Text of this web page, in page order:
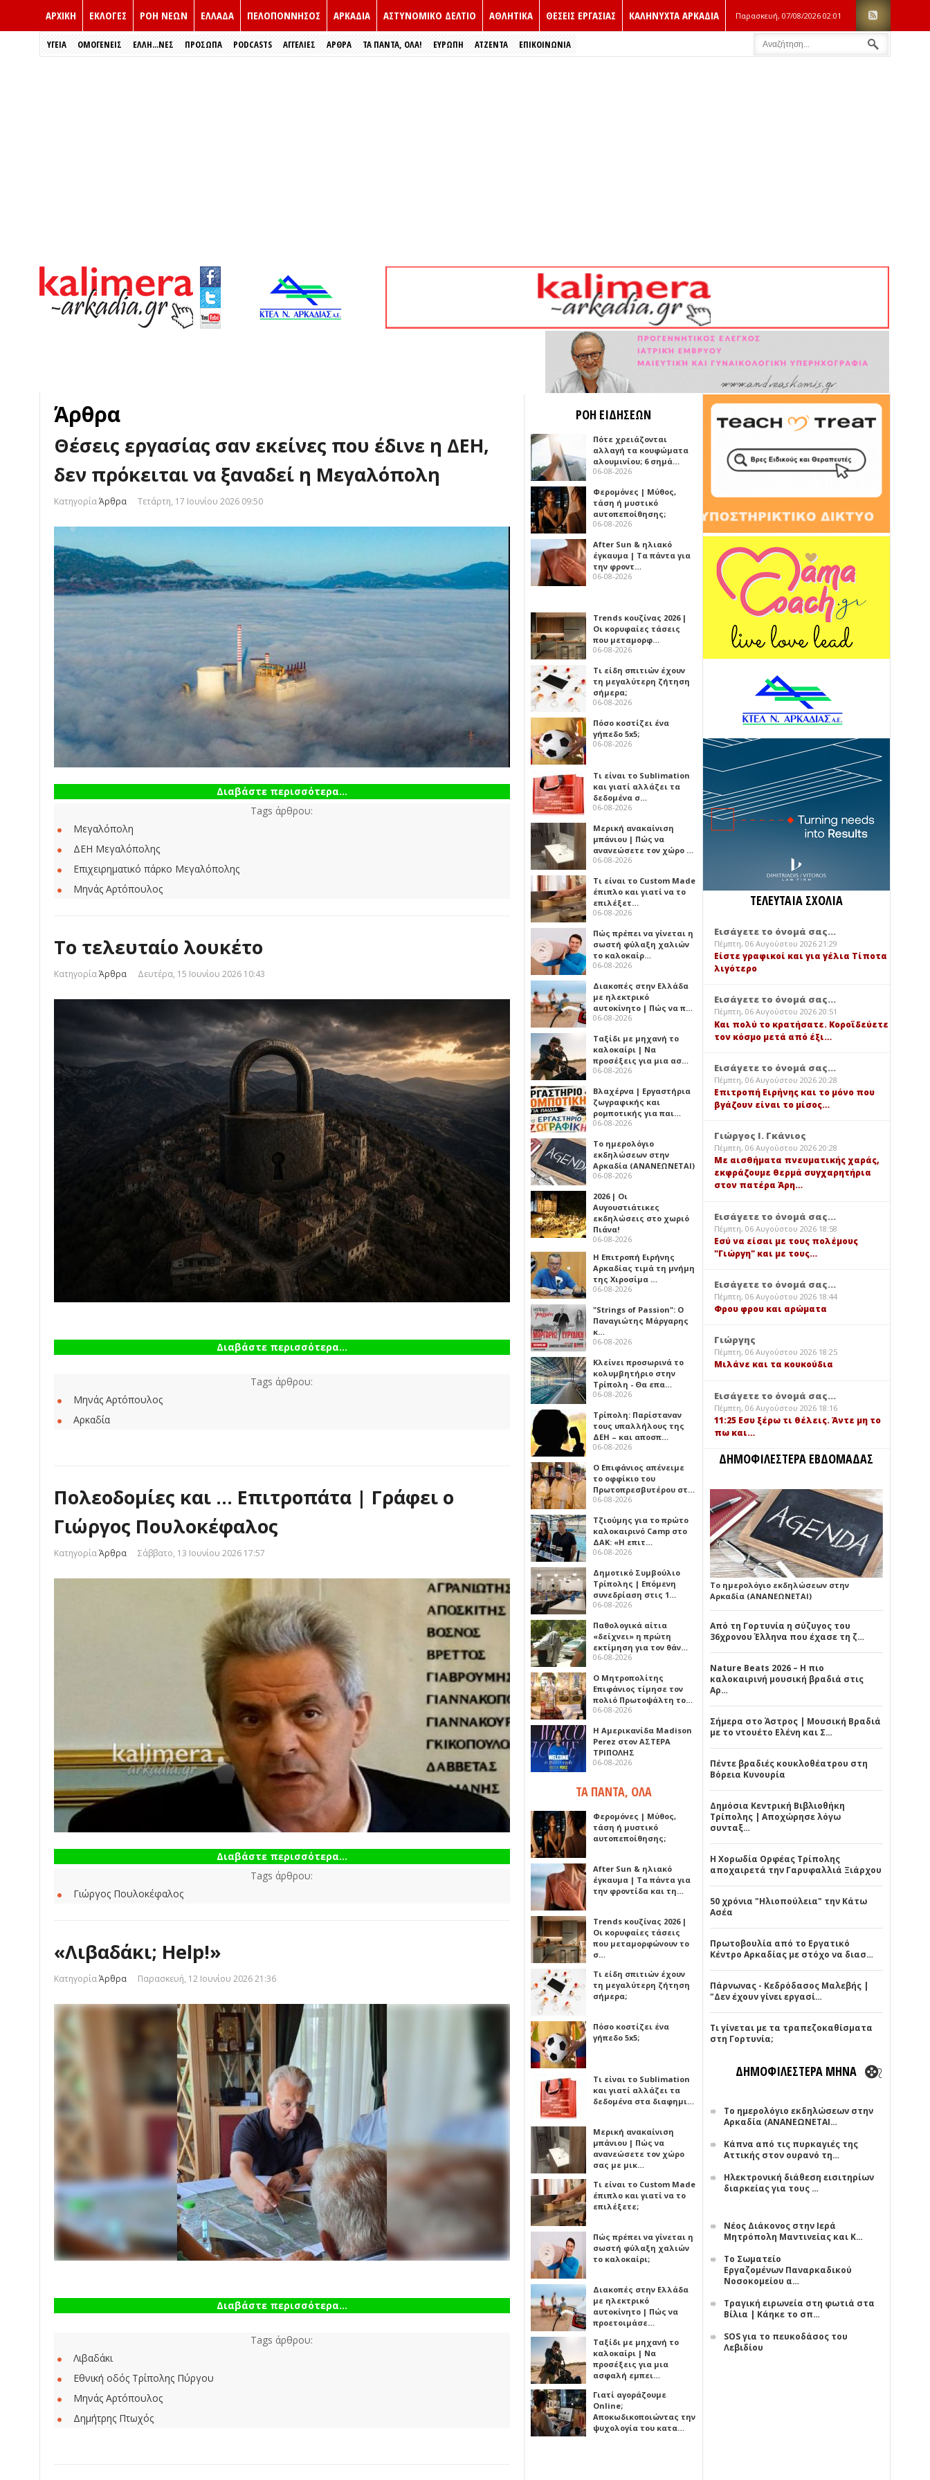
ΑΡΧΙΚΗ ΕΚΛΟΓΈΣ ΡΟΗ ΝΕΩΝ ΕΛΛΑΔΑ ΠΕΛΟΠΟΝΝΗΣΟΣ ΑΡΚΑΔΙΑ ΑΣΤΥΝΟΜΙΚΟ ΔΕΛΤΙΟ ΑΘΛΗΤΙΚΑ ΘΕΣΕΙΣ ΕΡΓΑΣΙΑΣ ΚΑΛΗΝΥΧΤΑ ΑΡΚΑΔΙΑ Παρασκευή, 07/08/2026 02:01
ΥΓΕΙΑ ΟΜΟΓΕΝΕΙΣ ΈΛΛΗ...ΝΕΣ ΠΡΌΣΩΠΑ PODCASTS ΑΓΓΕΛΙΕΣ ΑΡΘΡΑ ΤΑ ΠΑΝΤΑ, ΟΛΑ! ΕΥΡΏΠΗ ΑΤΖΕΝΤΑ ΕΠΙΚΟΙΝΩΝΙΑ
Άρθρα
Θέσεις εργασίας σαν εκείνες που έδινε η ΔΕΗ,
δεν πρόκειται να ξαναδεί η Μεγαλόπολη
ΚατηγορίαΆρθρα Τετάρτη, 17 Ιουνίου 2026 09:50
Διαβάστε περισσότερα...
Tags άρθρου:
Μεγαλόπολη
ΔΕΗ Μεγαλόπολης
Επιχειρηματικό πάρκο Μεγαλόπολης
Μηνάς Αρτόπουλος
Το τελευταίο λουκέτο
ΚατηγορίαΆρθρα Δευτέρα, 15 Ιουνίου 2026 10:43
Διαβάστε περισσότερα...
Tags άρθρου:
Μηνάς Αρτόπουλος
Αρκαδία
Πολεοδομίες και ... Επιτροπάτα | Γράφει ο
Γιώργος Πουλοκέφαλος
ΚατηγορίαΆρθρα Σάββατο, 13 Ιουνίου 2026 17:57
Διαβάστε περισσότερα...
Tags άρθρου:
Γιώργος Πουλοκέφαλος
«Λιβαδάκι; Help!»
ΚατηγορίαΆρθρα Παρασκευή, 12 Ιουνίου 2026 21:36
Διαβάστε περισσότερα...
Tags άρθρου:
Λιβαδάκι
Εθνική οδός Τρίπολης Πύργου
Μηνάς Αρτόπουλος
Δημήτρης Πτωχός
ΡΟΗ ΕΙΔΗΣΕΩΝ
Πότε χρειάζονται
αλλαγή τα κουφώματα
αλουμινίου; 6 σημά…
06-08-2026
Φερομόνες | Μύθος,
τάση ή μυστικό
αυτοπεποίθησης;
06-08-2026
After Sun & ηλιακό
έγκαυμα | Τα πάντα για
την φροντ…
06-08-2026
Trends κουζίνας 2026 |
Οι κορυφαίες τάσεις
που μεταμορφ…
06-08-2026
Τι είδη σπιτιών έχουν
τη μεγαλύτερη ζήτηση
σήμερα;
06-08-2026
Πόσο κοστίζει ένα
γήπεδο 5x5;
06-08-2026
Τι είναι το Sublimation
και γιατί αλλάζει τα
δεδομένα σ…
06-08-2026
Μερική ανακαίνιση
μπάνιου | Πώς να
ανανεώσετε τον χώρο …
06-08-2026
Τι είναι το Custom Made
έπιπλο και γιατί να το
επιλέξετ…
06-08-2026
Πώς πρέπει να γίνεται η
σωστή φύλαξη χαλιών
το καλοκαίρ…
06-08-2026
Διακοπές στην Ελλάδα
με ηλεκτρικό
αυτοκίνητο | Πώς να π…
06-08-2026
Ταξίδι με μηχανή το
καλοκαίρι | Να
προσέξεις για μια ασ…
06-08-2026
Βλαχέρνα | Εργαστήρια
ζωγραφικής και
ρομποτικής για παι…
06-08-2026
Το ημερολόγιο
εκδηλώσεων στην
Αρκαδία (ΑΝΑΝΕΩΝΕΤΑΙ)
06-08-2026
2026 | Οι
Αυγουστιάτικες
εκδηλώσεις στο χωριό
Πιάνα!
06-08-2026
Η Επιτροπή Ειρήνης
Αρκαδίας τιμά τη μνήμη
της Χιροσίμα …
06-08-2026
"Strings of Passion": Ο
Παναγιώτης Μάργαρης
κ…
06-08-2026
Κλείνει προσωρινά το
κολυμβητήριο στην
Τρίπολη - Θα επα…
06-08-2026
Τρίπολη: Παρίσταναν
τους υπαλλήλους της
ΔΕΗ – και αποσπ…
06-08-2026
Ο Επιφάνιος απένειμε
το οφφίκιο του
Πρωτοπρεσβυτέρου στ…
06-08-2026
Τζιούμης για το πρώτο
καλοκαιρινό Camp στο
ΔΑΚ: «Η επιτ…
06-08-2026
Δημοτικό Συμβούλιο
Τρίπολης | Επόμενη
συνεδρίαση στις 1…
06-08-2026
Παθολογικά αίτια
«δείχνει» η πρώτη
εκτίμηση για τον θάν…
06-08-2026
Ο Μητροπολίτης
Επιφάνιος τίμησε τον
πολιό Πρωτοψάλτη το…
06-08-2026
Η Αμερικανίδα Madison
Perez στον ΑΣΤΕΡΑ
ΤΡΙΠΟΛΗΣ
06-08-2026
ΤΑ ΠΑΝΤΑ, ΟΛΑ
Φερομόνες | Μύθος,
τάση ή μυστικό
αυτοπεποίθησης;
After Sun & ηλιακό
έγκαυμα | Τα πάντα για
την φροντίδα και τη…
Trends κουζίνας 2026 |
Οι κορυφαίες τάσεις
που μεταμορφώνουν το
σ…
Τι είδη σπιτιών έχουν
τη μεγαλύτερη ζήτηση
σήμερα;
Πόσο κοστίζει ένα
γήπεδο 5x5;
Τι είναι το Sublimation
και γιατί αλλάζει τα
δεδομένα στα διαφημι…
Μερική ανακαίνιση
μπάνιου | Πώς να
ανανεώσετε τον χώρο
σας με μικ…
Τι είναι το Custom Made
έπιπλο και γιατί να το
επιλέξετε;
Πώς πρέπει να γίνεται η
σωστή φύλαξη χαλιών
το καλοκαίρι;
Διακοπές στην Ελλάδα
με ηλεκτρικό
αυτοκίνητο | Πώς να
προετοιμάσε…
Ταξίδι με μηχανή το
καλοκαίρι | Να
προσέξεις για μια
ασφαλή εμπει…
Γιατί αγοράζουμε
Online;
Αποκωδικοποιώντας την
ψυχολογία του κατα…
ΤΕΛΕΥΤΑΙΑ ΣΧΟΛΙΑ
Εισάγετε το όνομά σας...
Πέμπτη, 06 Αυγούστου 2026 21:29
Είστε γραφικοί και για γέλια Τίποτα
λιγότερο
Εισάγετε το όνομά σας...
Πέμπτη, 06 Αυγούστου 2026 20:51
Και πολύ το κρατήσατε. Κοροϊδεύετε
τον κόσμο μετά από έξι…
Εισάγετε το όνομά σας...
Πέμπτη, 06 Αυγούστου 2026 20:28
Επιτροπή Ειρήνης και το μόνο που
βγάζουν είναι το μίσος…
Γιώργος Ι. Γκάνιος
Πέμπτη, 06 Αυγούστου 2026 20:28
Με αισθήματα πνευματικής χαράς,
εκφράζουμε θερμά συγχαρητήρια
στον πατέρα Άρη…
Εισάγετε το όνομά σας...
Πέμπτη, 06 Αυγούστου 2026 18:58
Εσύ να είσαι με τους πολέμους
"Γιώργη" και με τους…
Εισάγετε το όνομά σας...
Πέμπτη, 06 Αυγούστου 2026 18:44
Φρου φρου και αρώματα
Γιώργης
Πέμπτη, 06 Αυγούστου 2026 18:25
Μιλάνε και τα κουκούδια
Εισάγετε το όνομά σας...
Πέμπτη, 06 Αυγούστου 2026 18:16
11:25 Εσυ ξέρω τι θέλεις. Άντε μη το
πω και…
ΔΗΜΟΦΙΛΕΣΤΕΡΑ ΕΒΔΟΜΑΔΑΣ
Το ημερολόγιο εκδηλώσεων στην
Αρκαδία (ΑΝΑΝΕΩΝΕΤΑΙ)
Από τη Γορτυνία η σύζυγος του
36χρονου Έλληνα που έχασε τη ζ…
Nature Beats 2026 – Η πιο
καλοκαιρινή μουσική βραδιά στις
Αρ…
Σήμερα στο Άστρος | Μουσική Βραδιά
με το ντουέτο Ελένη και Σ…
Πέντε βραδιές κουκλοθέατρου στη
Βόρεια Κυνουρία
Δημόσια Κεντρική Βιβλιοθήκη
Τρίπολης | Αποχώρησε λόγω
συνταξ…
Η Χορωδία Ορφέας Τρίπολης
αποχαιρετά την Γαρυφαλλιά Ξιάρχου
50 χρόνια "Ηλιοπούλεια" την Κάτω
Ασέα
Πρωτοβουλία από το Εργατικό
Κέντρο Αρκαδίας με στόχο να διασ…
Πάρνωνας - Κεδρόδασος Μαλεβής |
"Δεν έχουν γίνει εργασί…
Τι γίνεται με τα τραπεζοκαθίσματα
στη Γορτυνία;
ΔΗΜΟΦΙΛΕΣΤΕΡΑ ΜΗΝΑ
Το ημερολόγιο εκδηλώσεων στην
Αρκαδία (ΑΝΑΝΕΩΝΕΤΑΙ…
Κάπνα από τις πυρκαγιές της
Αττικής στον ουρανό τη…
Ηλεκτρονική διάθεση εισιτηρίων
διαρκείας για τους …
Νέος Διάκονος στην Ιερά
Μητρόπολη Μαντινείας και Κ…
Το Σωματείο
Εργαζομένων Παναρκαδικού
Νοσοκομείου α…
Τραγική ειρωνεία στη φωτιά στα
Βίλια | Κάηκε το σπ…
SOS για το πευκοδάσος του
Λεβιδίου